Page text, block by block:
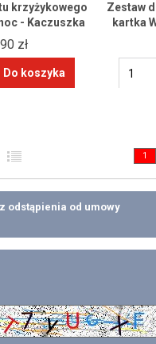
krzyżykowego
- Kaczuszka
zł
Zestaw
kartka
1
odstąpienia od umowy